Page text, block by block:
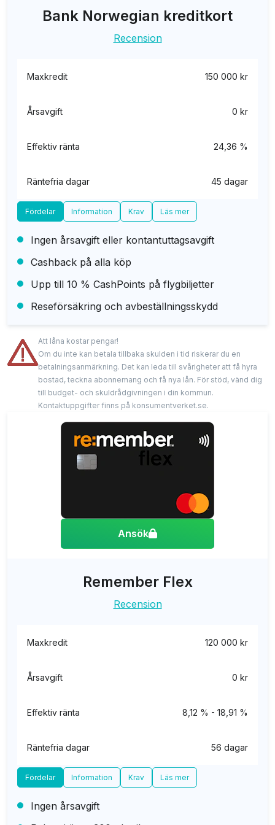
Vanliga frågor och svar
Bank Norwegian kreditkort
Recension
Maxkredit 150 000 kr
Årsavgift 0 kr
Effektiv ränta 24,36 %
Räntefria dagar 45 dagar
Fördelar Information Krav Läs mer
Ingen årsavgift eller kontantuttagsavgift
Cashback på alla köp
Upp till 10 % CashPoints på flygbiljetter
Reseförsäkring och avbeställningsskydd
Att låna kostar pengar!
Om du inte kan betala tillbaka skulden i tid riskerar du en
betalningsanmärkning. Det kan leda till svårigheter att få hyra
bostad, teckna abonnemang och få nya lån. För stöd, vänd dig
till budget- och skuldrådgivningen i din kommun.
Kontaktuppgifter finns på konsumentverket.se.
Ansök
Remember Flex
Recension
Maxkredit 120 000 kr
Årsavgift 0 kr
Effektiv ränta 8,12 % - 18,91 %
Räntefria dagar 56 dagar
Fördelar Information Krav Läs mer
Ingen årsavgift